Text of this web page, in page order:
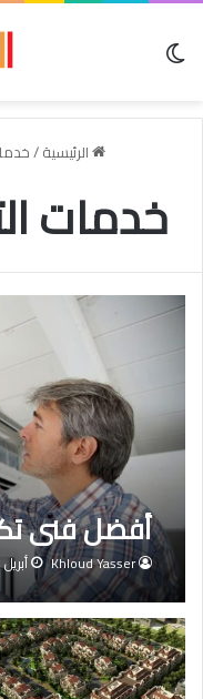
الرئيسية/
خدمات
أفضل فنى
Khloud Yasser أبريل 20, 2026